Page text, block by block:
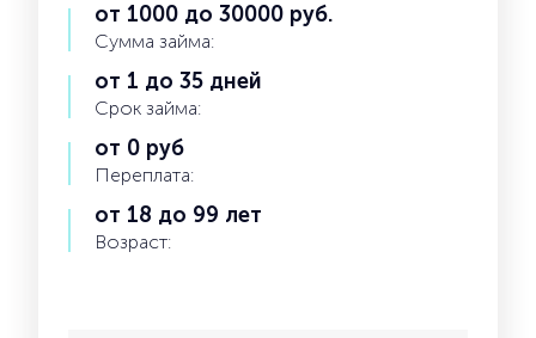
от 1000 до 30000 руб.
Сумма займа:
от 1 до 35 дней
Срок займа:
от 0 руб
Переплата:
от 18 до 99 лет
Возраст: